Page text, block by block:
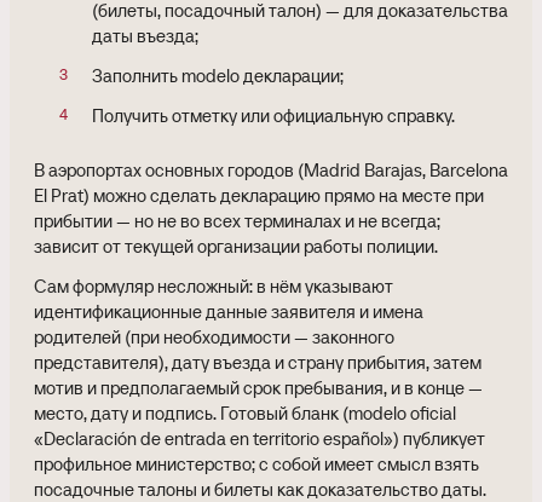
(билеты, посадочный талон) — для доказательства
даты въезда;
Заполнить modelo декларации;
Получить отметку или официальную справку.
В аэропортах основных городов (Madrid Barajas, Barcelona
El Prat) можно сделать декларацию прямо на месте при
прибытии — но не во всех терминалах и не всегда;
зависит от текущей организации работы полиции.
Сам формуляр несложный: в нём указывают
идентификационные данные заявителя и имена
родителей (при необходимости — законного
представителя), дату въезда и страну прибытия, затем
мотив и предполагаемый срок пребывания, и в конце —
место, дату и подпись. Готовый бланк (modelo oficial
«Declaración de entrada en territorio español») публикует
профильное министерство; с собой имеет смысл взять
посадочные талоны и билеты как доказательство даты.